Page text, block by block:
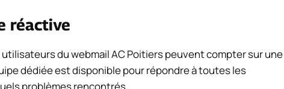
réactive
du webmail AC Poitiers peuvent compter sur une
dédiée est disponible pour répondre à toutes les